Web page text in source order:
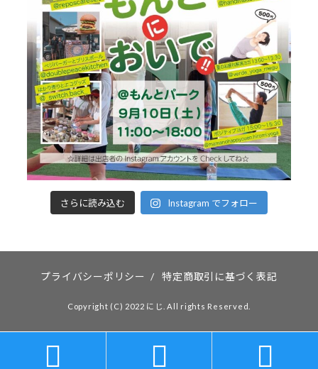
さらに読み込む Instagram でフォロー
プライバシーポリシー / 特定商取引に基づく表記
Copyright (C) 2022 にじ. All rights Reserved.
  